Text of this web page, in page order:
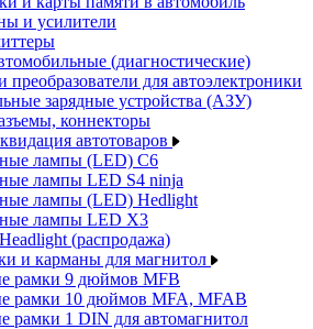
и усилители
(диагностические)
преобразователи для автоэлектроники
зарядные устройства (АЗУ)
коннекторы
автотоваров
лампы (LED) C6
лампы LED S4 ninja
лампы (LED) Hedlight
лампы LED X3
(распродажа)
и карманы для магнитол
рамки 9 дюймов MFB
рамки 10 дюймов MFA, MFAB
рамки 1 DIN для автомагнитол